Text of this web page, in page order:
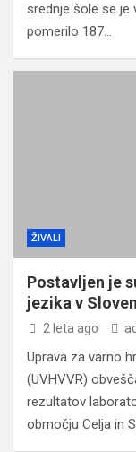
srednje šole se je
pomerilo 187…
ŽIVALI
Postavljen je
jezika v
2 leta ago
Uprava za varno
(UVHVVR)
rezultatov
območju Celja in